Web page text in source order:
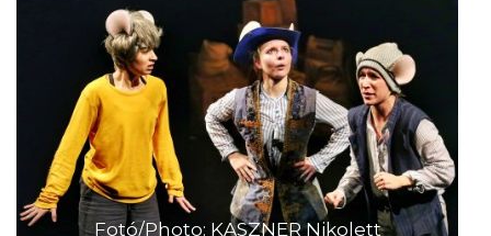
Fotó/Photo: KASZNER Nikolett